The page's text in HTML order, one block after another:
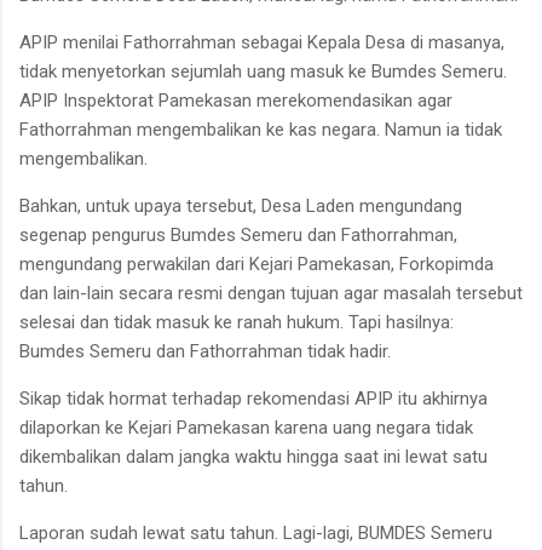
APIP menilai Fathorrahman sebagai Kepala Desa di masanya,
tidak menyetorkan sejumlah uang masuk ke Bumdes Semeru.
APIP Inspektorat Pamekasan merekomendasikan agar
Fathorrahman mengembalikan ke kas negara. Namun ia tidak
mengembalikan.
Bahkan, untuk upaya tersebut, Desa Laden mengundang
segenap pengurus Bumdes Semeru dan Fathorrahman,
mengundang perwakilan dari Kejari Pamekasan, Forkopimda
dan lain-lain secara resmi dengan tujuan agar masalah tersebut
selesai dan tidak masuk ke ranah hukum. Tapi hasilnya:
Bumdes Semeru dan Fathorrahman tidak hadir.
Sikap tidak hormat terhadap rekomendasi APIP itu akhirnya
dilaporkan ke Kejari Pamekasan karena uang negara tidak
dikembalikan dalam jangka waktu hingga saat ini lewat satu
tahun.
Laporan sudah lewat satu tahun. Lagi-lagi, BUMDES Semeru